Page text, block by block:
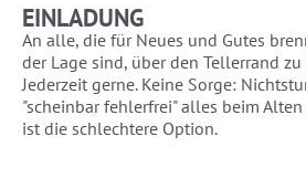
EINLADUNG
An alle, die für Neues und Gutes
der Lage sind, über den Tellerrand
Jederzeit gerne. Keine Sorge:
"scheinbar fehlerfrei" alles beim
ist die schlechtere Option.